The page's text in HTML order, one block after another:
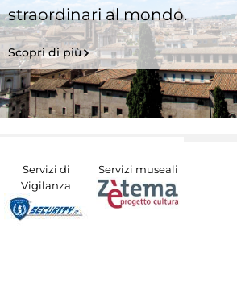
straordinari al mondo.
Scopri di più
Servizi di
Vigilanza
Servizi museali